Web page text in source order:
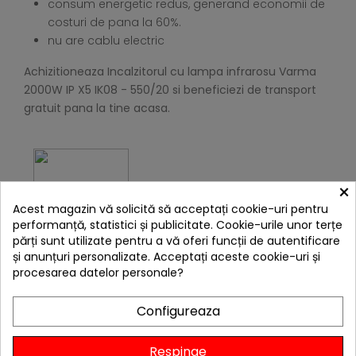
consum energetic redus, generand economii de
costuri de pana la 60%.
nu are cablu electric
Achizitioneaza Incalzitorul cu lampa infrarosu Varma
2000W IP X5 IK08 - 550/20 si beneficiezi de transport
gratuit pana la tine acasa.
Mai multe informatii despre incalzitoarele pentru
terase puteti gasi in articolul: Ofera caldura si
ambianta terasei restaurantului in sezonul rece
cu incalzitoarele cu infrarosu
4 ALTE PRODUSE IN ACEEASI
CATEGORIE:
×
Acest magazin vă solicită să acceptați cookie-uri pentru
performanță, statistici și publicitate. Cookie-urile unor terțe
părți sunt utilizate pentru a vă oferi funcții de autentificare
și anunțuri personalizate. Acceptați aceste cookie-uri și
procesarea datelor personale?
Configureaza
Respinge